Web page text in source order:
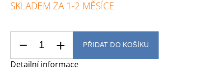
SKLADEM ZA 1-2 MĚSÍCE
PŘIDAT DO KOŠÍKU
Detailní informace